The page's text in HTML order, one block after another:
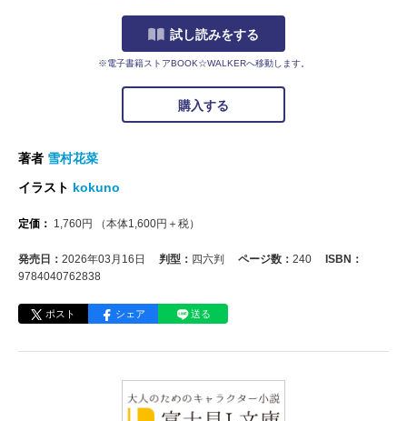
試し読みをする
※電子書籍ストアBOOK☆WALKERへ移動します。
購入する
著者 雪村花菜
イラスト kokuno
定価： 1,760円 （本体1,600円＋税）
発売日： 2026年03月16日 判型： 四六判 ページ数： 240
ISBN：
9784040762838
ポスト シェア 送る